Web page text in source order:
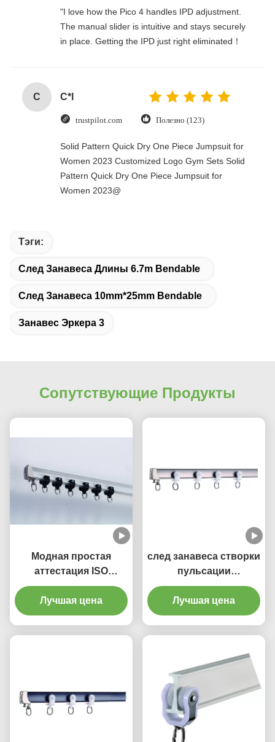
"I love how the Pico 4 handles IPD adjustment.
The manual slider is intuitive and stays securely
in place. Getting the IPD just right eliminated！
C C*l
trustpilot.com Полезно (123)
Solid Pattern Quick Dry One Piece Jumpsuit for
Women 2023 Customized Logo Gym Sets Solid
Pattern Quick Dry One Piece Jumpsuit for
Women 2023@
Тэги:
След Занавеса Длины 6.7m Bendable
След Занавеса 10mm*25mm Bendable
Занавес Эркера 3
Сопутствующие Продукты
Модная простая
аттестация ISO
изогнула Bendable
след занавеса
Лучшая цена
след занавеса створки
пульсации
рельсового пути
занавеса 4.5m
длинный 1.8mm
Лучшая цена